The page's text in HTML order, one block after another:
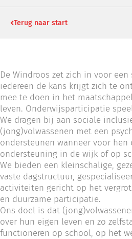
Terug naar start
De Windroos zet zich in voor
iedereen de kans krijgt zich te
mee te doen in het
leven. Onderwijsparticipatie
We dragen bij aan sociale
(jong)volwassenen met een
ondersteunen wanneer voor hen
ondersteuning in de wijk of op
We bieden een kleinschalige,
vaste dagstructuur,
activiteiten gericht op het
en duurzame participatie.
Ons doel is dat
over hun eigen leven en zo
functioneren op school, op het